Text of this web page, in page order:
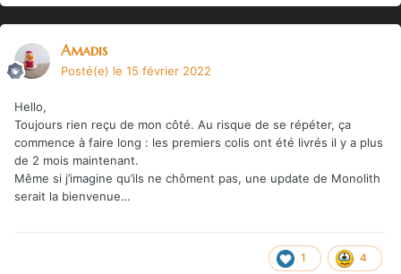
Amadis
Posté(e) le 15 février 2022
Hello,
Toujours rien reçu de mon côté. Au risque de se répéter, ça
commence à faire long : les premiers colis ont été livrés il y a plus
de 2 mois maintenant.
Même si j’imagine qu’ils ne chôment pas, une update de Monolith
serait la bienvenue…
1 4